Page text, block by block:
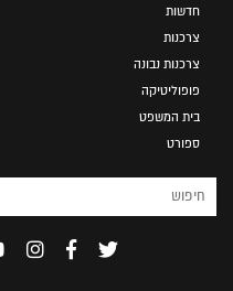
חדשות
צרכנות
צרכנות נבונה
פופוליטיקה
בית המשפט
ספורט